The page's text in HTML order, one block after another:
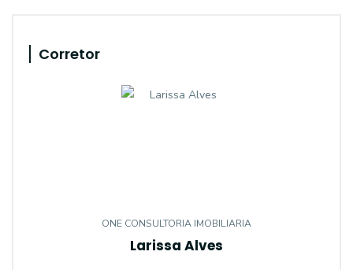
Corretor
ONE CONSULTORIA IMOBILIARIA
Larissa Alves